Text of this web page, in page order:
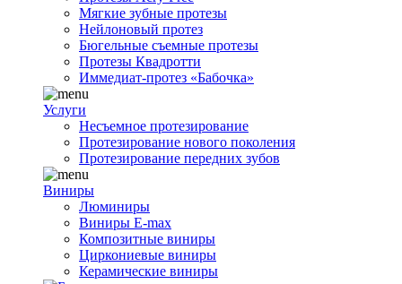
Мягкие зубные протезы
Нейлоновый протез
Бюгельные съемные протезы
Протезы Квадротти
Иммедиат-протез «Бабочка»
Услуги
Несъемное протезирование
Протезирование нового поколения
Протезирование передних зубов
Виниры
Люминиры
Виниры E-max
Композитные виниры
Циркониевые виниры
Керамические виниры